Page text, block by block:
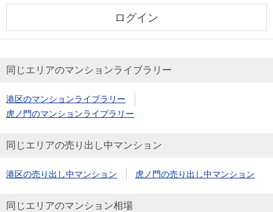
ログイン
同じエリアのマンションライブラリー
港区のマンションライブラリー
虎ノ門のマンションライブラリー
同じエリアの売り出し中マンション
港区の売り出し中マンション 虎ノ門の売り出し中マンション
同じエリアのマンション相場